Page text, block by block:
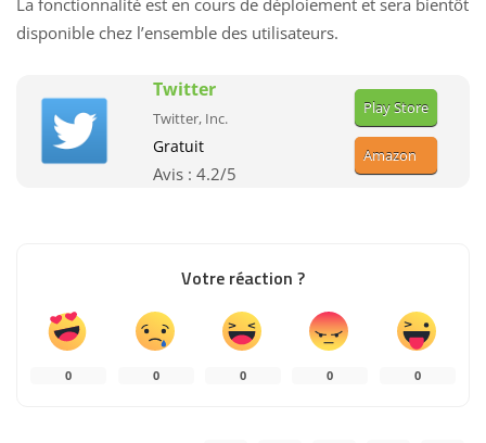
La fonctionnalité est en cours de déploiement et sera bientôt
disponible chez l’ensemble des utilisateurs.
Twitter
Twitter, Inc.
Gratuit
Avis : 4.2/5
Play Store
Amazon
Votre réaction ?
0 0 0 0 0